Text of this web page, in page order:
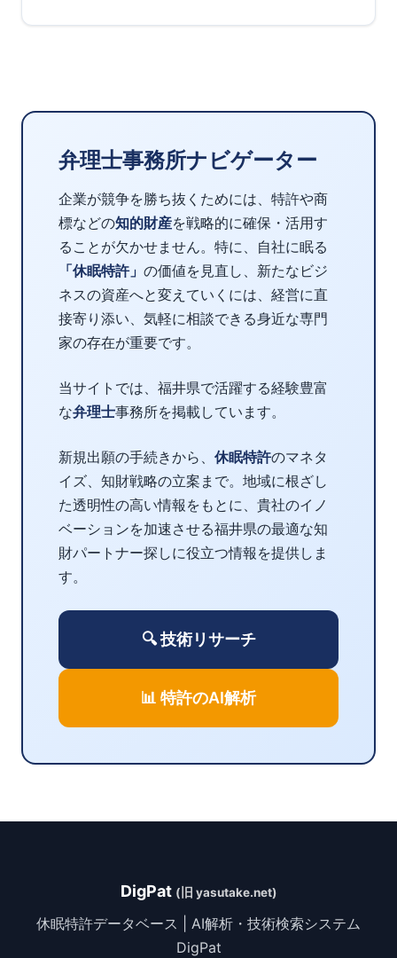
弁理士事務所ナビゲーター
企業が競争を勝ち抜くためには、特許や商
標などの知的財産を戦略的に確保・活用す
ることが欠かせません。特に、自社に眠る
「休眠特許」 の価値を見直し、新たなビジ
ネスの資産へと変えていくには、経営に直
接寄り添い、気軽に相談できる身近な専門
家の存在が重要です。
当サイトでは、福井県で活躍する経験豊富
な弁理士事務所を掲載しています。
新規出願の手続きから、 休眠特許のマネタ
イズ、知財戦略の立案まで。地域に根ざし
た透明性の高い情報をもとに、貴社のイノ
ベーションを加速させる福井県の最適な知
財パートナー探しに役立つ情報を提供しま
す。
🔍 技術リサーチ
📊 特許のAI解析
DigPat (旧 yasutake.net)
休眠特許データベース | AI解析・技術検索システム
DigPat